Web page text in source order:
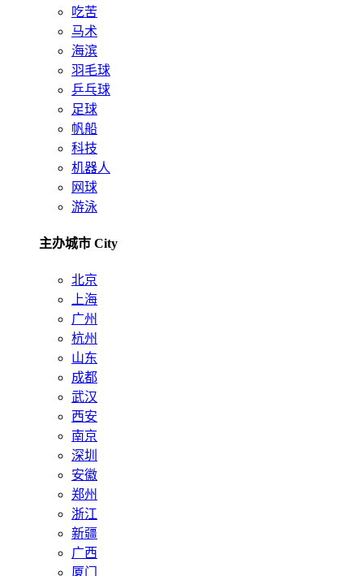
吃苦
马术
海滨
羽毛球
乒乓球
足球
帆船
科技
机器人
网球
游泳
主办城市 City
北京
上海
广州
杭州
山东
成都
武汉
西安
南京
深圳
安徽
郑州
浙江
新疆
广西
厦门